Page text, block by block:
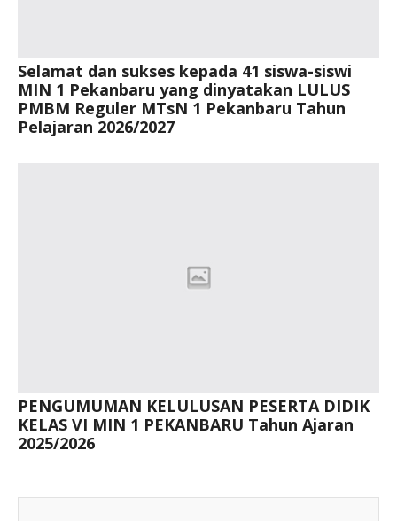
Selamat dan sukses kepada 41 siswa-siswi
MIN 1 Pekanbaru yang dinyatakan LULUS
PMBM Reguler MTsN 1 Pekanbaru Tahun
Pelajaran 2026/2027
PENGUMUMAN KELULUSAN PESERTA DIDIK
KELAS VI MIN 1 PEKANBARU Tahun Ajaran
2025/2026